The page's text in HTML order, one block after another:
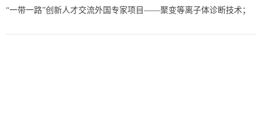
“一带一路”创新人才交流外国专家项目——聚变等离子体诊断技术；